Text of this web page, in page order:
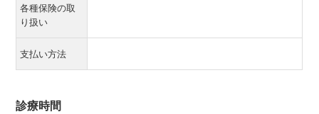
各種保険の取
り扱い
支払い方法
診療時間